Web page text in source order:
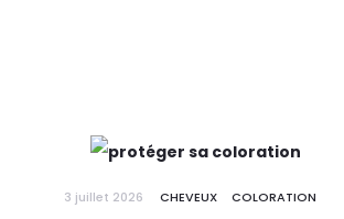
3 juillet 2026 CHEVEUX COLORATION